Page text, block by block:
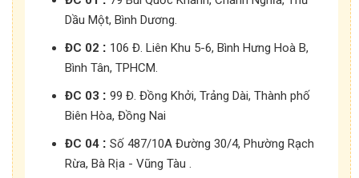
Dầu Một, Bình Dương.
ĐC 02 : 106 Đ. Liên Khu 5-6, Bình Hưng Hoà B,
Bình Tân, TPHCM.
ĐC 03 : 99 Đ. Đồng Khởi, Trảng Dài, Thành phố
Biên Hòa, Đồng Nai
ĐC 04 : Số 487/10A Đường 30/4, Phường Rạch
Rừa, Bà Rịa - Vũng Tàu .